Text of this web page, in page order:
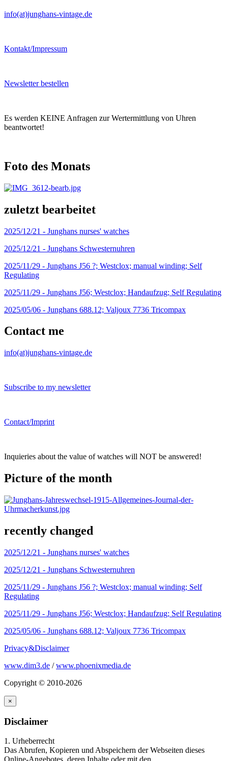
info(at)junghans-vintage.de
Kontakt/Impressum
Newsletter bestellen
Es werden KEINE Anfragen zur Wertermittlung von Uhren
beantwortet!
Foto des Monats
zuletzt bearbeitet
2025/12/21 - Junghans nurses' watches
2025/12/21 - Junghans Schwesternuhren
2025/11/29 - Junghans J56 ?; Westclox; manual winding; Self
Regulating
2025/11/29 - Junghans J56; Westclox; Handaufzug; Self Regulating
2025/05/06 - Junghans 688.12; Valjoux 7736 Tricompax
Contact me
info(at)junghans-vintage.de
Subscribe to my newsletter
Contact/Imprint
Inquieries about the value of watches will NOT be answered!
Picture of the month
recently changed
2025/12/21 - Junghans nurses' watches
2025/12/21 - Junghans Schwesternuhren
2025/11/29 - Junghans J56 ?; Westclox; manual winding; Self
Regulating
2025/11/29 - Junghans J56; Westclox; Handaufzug; Self Regulating
2025/05/06 - Junghans 688.12; Valjoux 7736 Tricompax
Privacy&Disclaimer
www.dim3.de /www.phoenixmedia.de
Copyright © 2010-2026
×
Disclaimer
1. Urheberrecht
Das Abrufen, Kopieren und Abspeichern der Webseiten dieses